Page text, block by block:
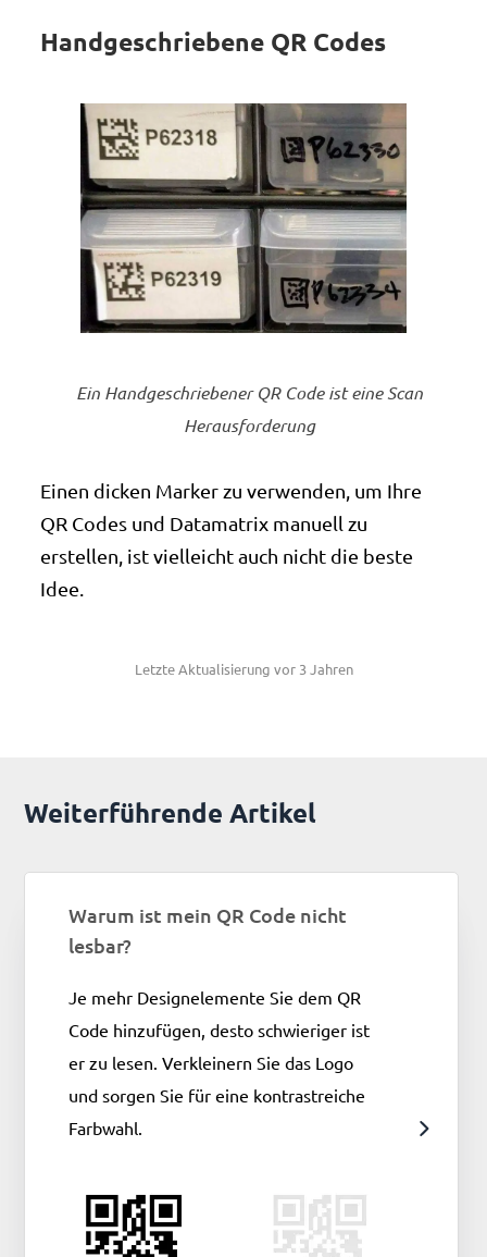
Handgeschriebene QR Codes
Ein Handgeschriebener QR Code ist eine Scan
Herausforderung
Einen dicken Marker zu verwenden, um Ihre
QR Codes und Datamatrix manuell zu
erstellen, ist vielleicht auch nicht die beste
Idee.
Letzte Aktualisierung vor 3 Jahren
Weiterführende Artikel
Warum ist mein QR Code nicht
lesbar?
Je mehr Designelemente Sie dem QR
Code hinzufügen, desto schwieriger ist
er zu lesen. Verkleinern Sie das Logo
und sorgen Sie für eine kontrastreiche
Farbwahl.